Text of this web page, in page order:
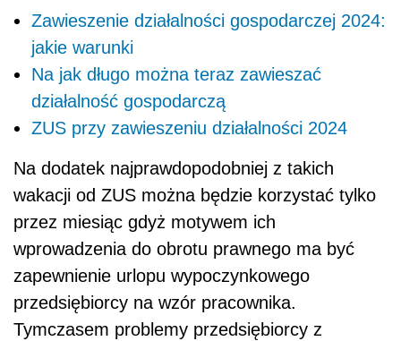
Zawieszenie działalności gospodarczej 2024:
jakie warunki
Na jak długo można teraz zawieszać
działalność gospodarczą
ZUS przy zawieszeniu działalności 2024
Na dodatek najprawdopodobniej z takich
wakacji od ZUS można będzie korzystać tylko
przez miesiąc gdyż motywem ich
wprowadzenia do obrotu prawnego ma być
zapewnienie urlopu wypoczynkowego
przedsiębiorcy na wzór pracownika.
Tymczasem problemy przedsiębiorcy z